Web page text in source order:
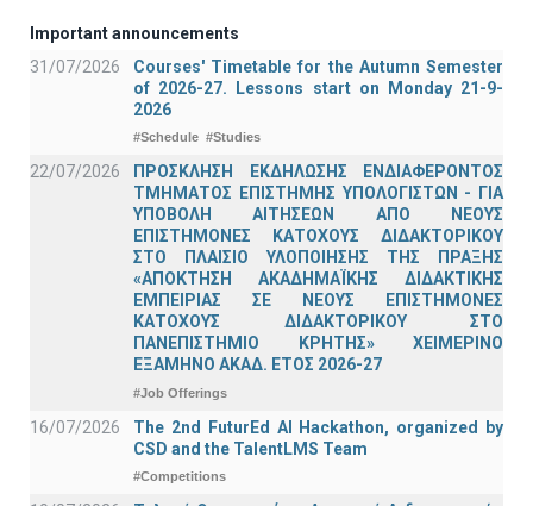
Important announcements
31/07/2026
Courses' Timetable for the Autumn Semester
of 2026-27. Lessons start on Monday 21-9-
2026
#Schedule #Studies
22/07/2026
ΠΡΟΣΚΛΗΣΗ ΕΚΔΗΛΩΣΗΣ ΕΝΔΙΑΦΕΡΟΝΤΟΣ
ΤΜΗΜΑΤΟΣ ΕΠΙΣΤΗΜΗΣ ΥΠΟΛΟΓΙΣΤΩΝ - ΓΙΑ
ΥΠΟΒΟΛΗ ΑΙΤΗΣΕΩΝ ΑΠΟ ΝΕΟΥΣ
ΕΠΙΣΤΗΜΟΝΕΣ ΚΑΤΟΧΟΥΣ ΔΙΔΑΚΤΟΡΙΚΟΥ
ΣΤΟ ΠΛΑΙΣΙΟ ΥΛΟΠΟΙΗΣΗΣ ΤΗΣ ΠΡΑΞΗΣ
«ΑΠΟΚΤΗΣΗ ΑΚΑΔΗΜΑΪΚΗΣ ΔΙΔΑΚΤΙΚΗΣ
ΕΜΠΕΙΡΙΑΣ ΣΕ ΝΕΟΥΣ ΕΠΙΣΤΗΜΟΝΕΣ
ΚΑΤΟΧΟΥΣ ΔΙΔΑΚΤΟΡΙΚΟΥ ΣΤΟ
ΠΑΝΕΠΙΣΤΗΜΙΟ ΚΡΗΤΗΣ» ΧΕΙΜΕΡΙΝΟ
ΕΞΑΜΗΝΟ ΑΚΑΔ. ΕΤΟΣ 2026-27
#Job Offerings
16/07/2026
The 2nd FuturEd AI Hackathon, organized by
CSD and the TalentLMS Team
#Competitions